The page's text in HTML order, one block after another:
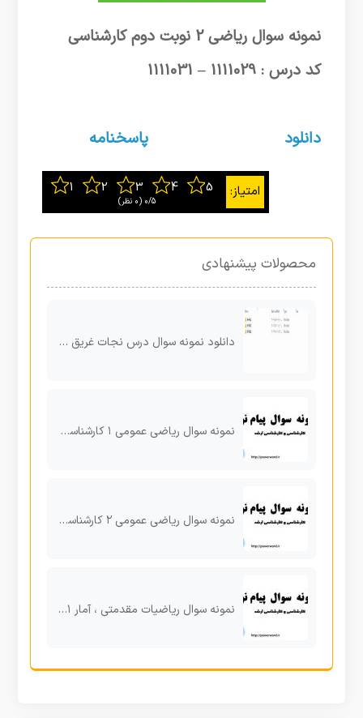
نمونه سوال ریاضی 2 نوبت دوم کارشناسی
کد درس : 1111029 – 1111031
دانلود پاسخنامه
0/5 ‫(0 نظر)
محصولات پیشنهادی
دانلود نمونه سوال درس نجات غریق دانشگاه پیام نور
نمونه سوال ریاضی عمومی ۱ کارشناسی پیام نور نیمسال دوم با کد درس: ۱۱۱۱۰۱۸-۱۱۱۱۰۲۴
نمونه سوال ریاضی عمومی ۲ کارشناسی نیم سال دوم پیام نور
نمونه سوال ریاضیات مقدمتی ، آمار ۱ نیم سال دوم ۹۶ کارشناسی